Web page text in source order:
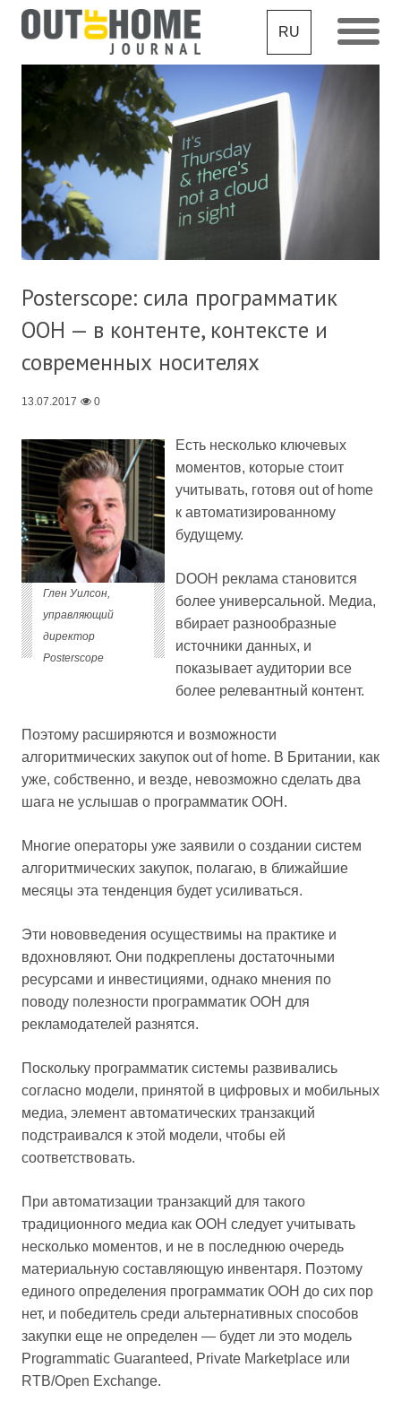
RU
Posterscope: сила программатик
OOH — в контенте, контексте и
современных носителях
13.07.2017 0
Глен Уилсон,
управляющий
директор
Posterscope
Есть несколько ключевых
моментов, которые стоит
учитывать, готовя out of home
к автоматизированному
будущему.
DOOH реклама становится
более универсальной. Медиа,
вбирает разнообразные
источники данных, и
показывает аудитории все
более релевантный контент.
Поэтому расширяются и возможности
алгоритмических закупок out of home. В Британии, как
уже, собственно, и везде, невозможно сделать два
шага не услышав о программатик OOH.
Многие операторы уже заявили о создании систем
алгоритмических закупок, полагаю, в ближайшие
месяцы эта тенденция будет усиливаться.
Эти нововведения осуществимы на практике и
вдохновляют. Они подкреплены достаточными
ресурсами и инвестициями, однако мнения по
поводу полезности программатик OOH для
рекламодателей разнятся.
Поскольку программатик системы развивались
согласно модели, принятой в цифровых и мобильных
медиа, элемент автоматических транзакций
подстраивался к этой модели, чтобы ей
соответствовать.
При автоматизации транзакций для такого
традиционного медиа как OOH следует учитывать
несколько моментов, и не в последнюю очередь
материальную составляющую инвентаря. Поэтому
единого определения программатик OOH до сих пор
нет, и победитель среди альтернативных способов
закупки еще не определен — будет ли это модель
Programmatic Guaranteed, Private Marketplace или
RTB/Open Exchange.